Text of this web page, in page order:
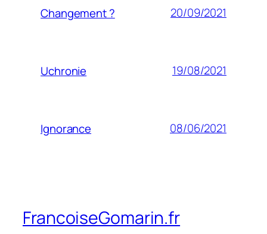
Changement ? 20/09/2021
Uchronie 19/08/2021
Ignorance 08/06/2021
FrancoiseGomarin.fr